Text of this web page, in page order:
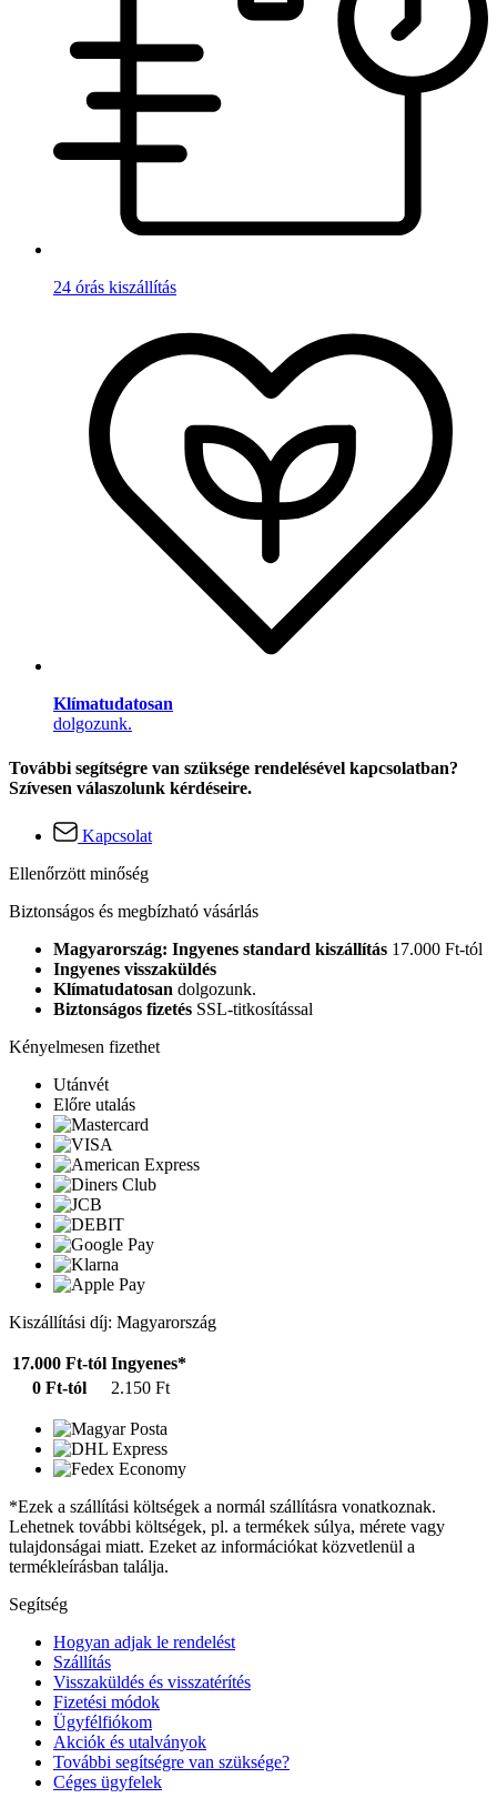
24 órás kiszállítás
Klímatudatosan
dolgozunk.
További segítségre van szüksége rendelésével kapcsolatban?
Szívesen válaszolunk kérdéseire.
Kapcsolat
Ellenőrzött minőség
Biztonságos és megbízható vásárlás
Magyarország: Ingyenes standard kiszállítás 17.000 Ft-tól
Ingyenes visszaküldés
Klímatudatosan dolgozunk.
Biztonságos fizetés SSL-titkosítással
Kényelmesen fizethet
Utánvét
Előre utalás
Kiszállítási díj: Magyarország
17.000 Ft-tól Ingyenes*
0 Ft-tól
2.150 Ft
*Ezek a szállítási költségek a normál szállításra vonatkoznak.
Lehetnek további költségek, pl. a termékek súlya, mérete vagy
tulajdonságai miatt. Ezeket az információkat közvetlenül a
termékleírásban találja.
Segítség
Hogyan adjak le rendelést
Szállítás
Visszaküldés és visszatérítés
Fizetési módok
Ügyfélfiókom
Akciók és utalványok
További segítségre van szüksége?
Céges ügyfelek